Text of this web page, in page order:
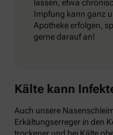
lassen, etwa
Impfung kann ganz
Apotheke erfolgen,
gerne darauf an!
Kälte kann
Auch unsere
Erkältungserreger in den